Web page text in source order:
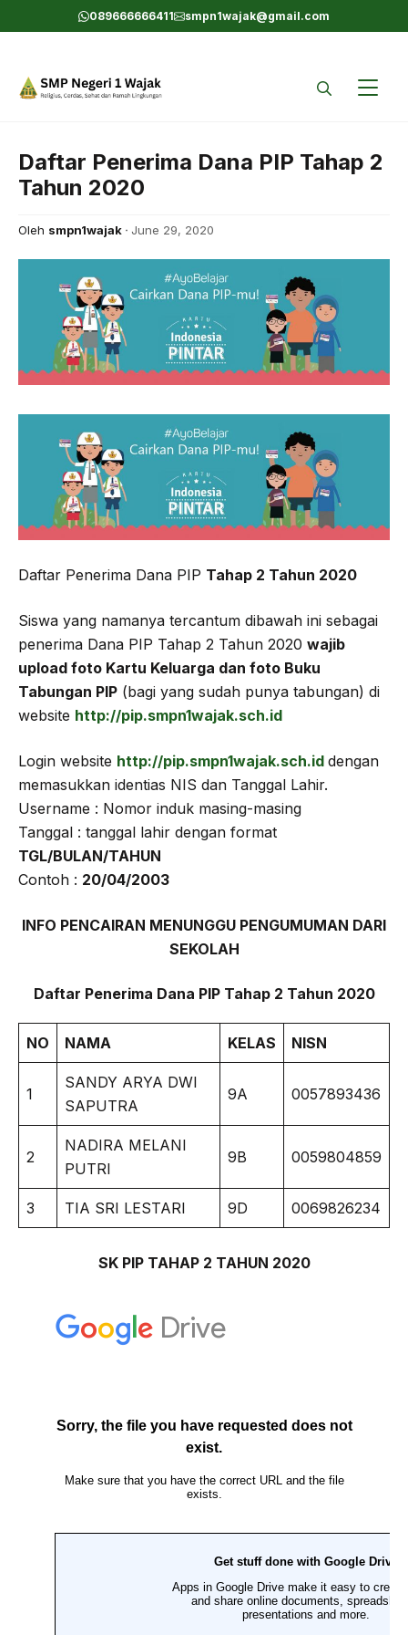
to
089666666411 smpn1wajak@gmail.com
Daftar Penerima Dana PIP Tahap 2
Tahun 2020
Oleh smpn1wajak June 29, 2020
Daftar Penerima Dana PIP Tahap 2 Tahun 2020
Siswa yang namanya tercantum dibawah ini sebagai
penerima Dana PIP Tahap 2 Tahun 2020 wajib
upload foto Kartu Keluarga dan foto Buku
Tabungan PIP (bagi yang sudah punya tabungan) di
website http://pip.smpn1wajak.sch.id
Login website http://pip.smpn1wajak.sch.id dengan
memasukkan identias NIS dan Tanggal Lahir.
Username : Nomor induk masing-masing
Tanggal : tanggal lahir dengan format
TGL/BULAN/TAHUN
Contoh : 20/04/2003
INFO PENCAIRAN MENUNGGU PENGUMUMAN DARI
SEKOLAH
Daftar Penerima Dana PIP Tahap 2 Tahun 2020
NO NAMA KELAS NISN
1
SANDY ARYA DWI
SAPUTRA
9A 0057893436
2
NADIRA MELANI
PUTRI
9B 0059804859
3 TIA SRI LESTARI 9D 0069826234
SK PIP TAHAP 2 TAHUN 2020